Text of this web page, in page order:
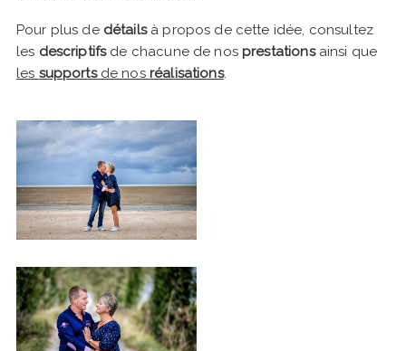
Pour plus de détails à propos de cette idée, consultez
les descriptifs de chacune de nos prestations ainsi que
les supports de nos réalisations.